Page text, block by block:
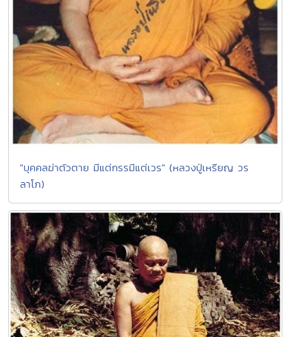
"บุคคลฆ่าตัวตาย มีแต่กรรมีแต่เวร" (หลวงปู่เหรียญ วร
ลาโภ)